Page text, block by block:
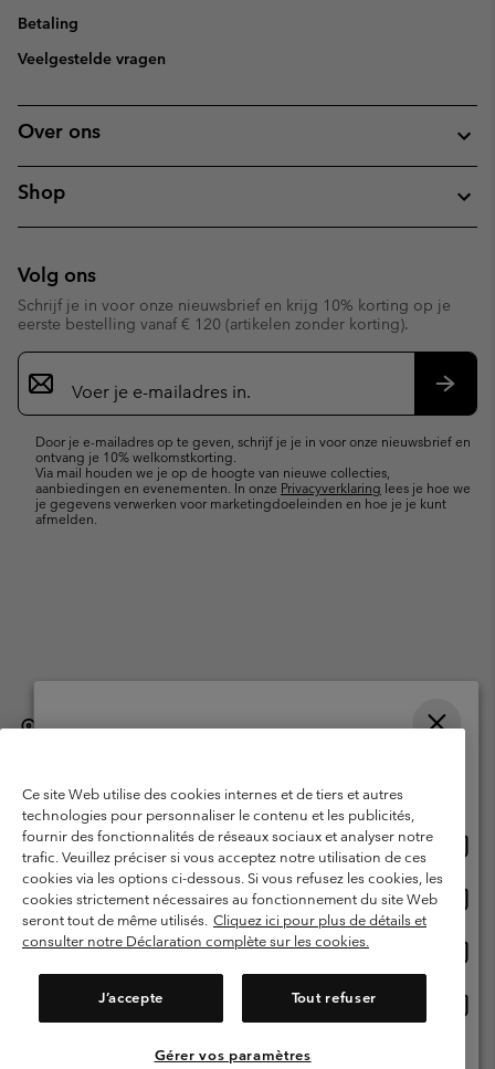
Betaling
Veelgestelde vragen
Over ons
Shop
Volg ons
Schrijf je in voor onze nieuwsbrief en krijg 10% korting op je
eerste bestelling vanaf € 120 (artikelen zonder korting).
Aanmelden
voor
e-
Door je e-mailadres op te geven, schrijf je je in voor onze nieuwsbrief en
ontvang je 10% welkomstkorting.
Via mail houden we je op de hoogte van nieuwe collecties,
aanbiedingen en evenementen. In onze Privacyverklaring lees je hoe we
je gegevens verwerken voor marketingdoeleinden en hoe je je kunt
afmelden.
België (Nederlands) | English ›| français ›
Gebruiksvoorwaarden
Verkoopvoorwaarden
Garantie
Privacybeleid
Gebruiksvoorwaarden voor lidmaatschap
Voorwaarden voor door gebruikers gegenereerde inhoud
Impressum
Cookies
Helpcentrum: Maan-Vrij. 9:00 - 13:00 & 14:00- 18:00
Ce site Web utilise des cookies internes et de tiers et autres
technologies pour personnaliser le contenu et les publicités,
fournir des fonctionnalités de réseaux sociaux et analyser notre
trafic. Veuillez préciser si vous acceptez notre utilisation de ces
cookies via les options ci-dessous. Si vous refusez les cookies, les
cookies strictement nécessaires au fonctionnement du site Web
seront tout de même utilisés. Cliquez ici pour plus de détails et
consulter notre Déclaration complète sur les cookies.
J’accepte Tout refuser
Gérer vos paramètres
Online shoppen beschikbaar
United States
Belgium-English
Belgium-Français
Belgium-Dutch